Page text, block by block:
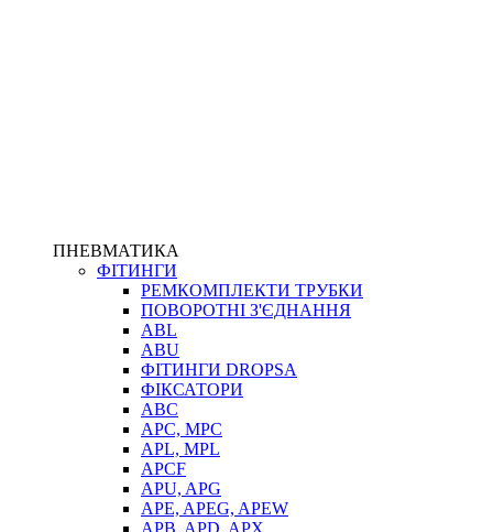
ПНЕВМАТИКА
ФІТИНГИ
РЕМКОМПЛЕКТИ ТРУБКИ
ПОВОРОТНІ З'ЄДНАННЯ
ABL
ABU
ФІТИНГИ DROPSA
ФІКСАТОРИ
ABC
APC, MPC
APL, MPL
APCF
APU, APG
APE, APEG, APEW
APB, APD, APX